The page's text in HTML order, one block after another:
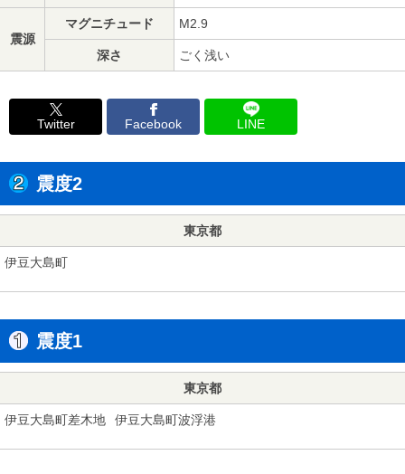
震源
マグニチュード M2.9
深さ ごく浅い
Twitter Facebook LINE
震度2
東京都
伊豆大島町
震度1
東京都
伊豆大島町差木地 伊豆大島町波浮港